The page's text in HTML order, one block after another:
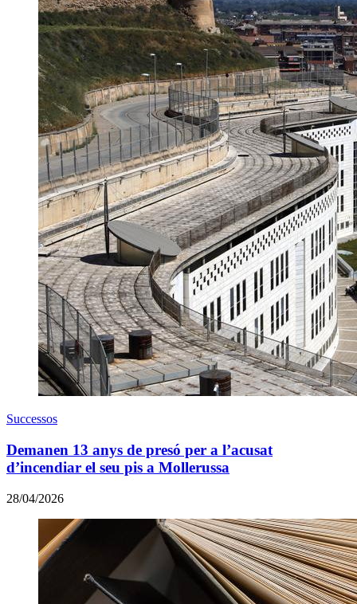
Successos
Demanen 13 anys de presó per a l’acusat
d’incendiar el seu pis a Mollerussa
28/04/2026